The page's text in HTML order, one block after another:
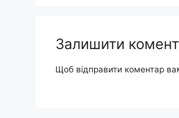
Залишити
Щоб відправити коментар